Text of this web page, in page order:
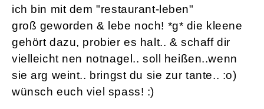
ich bin mit dem "restaurant-leben"
groß geworden & lebe noch! *g* die kleene
gehört dazu, probier es halt.. & schaff dir
vielleicht nen notnagel.. soll heißen..wenn
sie arg weint.. bringst du sie zur tante.. :o)
wünsch euch viel spass! :)